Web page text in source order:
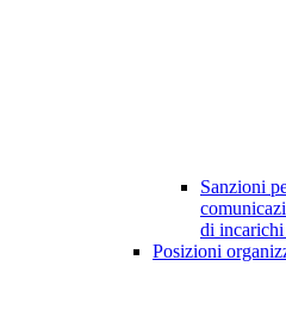
Sanzioni
di
Posizioni